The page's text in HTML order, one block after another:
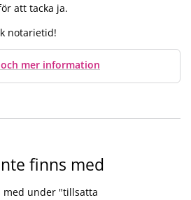
att tacka ja.
notarietid!
mer information
finns med
under "tillsatta